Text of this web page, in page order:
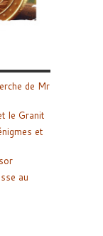
de Mr
le Granit
et
au